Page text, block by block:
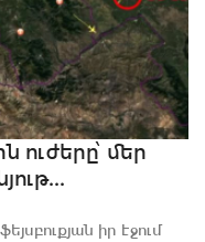
մեր
իր էջում